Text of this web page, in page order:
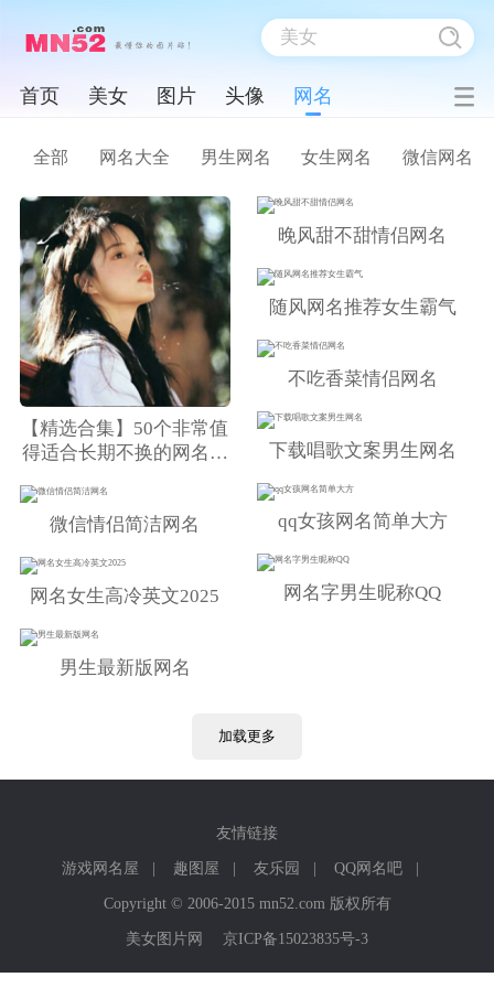
首页 美女 图片 头像 网名
全部 网名大全 男生网名 女生网名 微信网名
【精选合集】50个非常值
得适合长期不换的网名，
微信情侣简洁网名
网名女生高冷英文2025
男生最新版网名
晚风甜不甜情侣网名
随风网名推荐女生霸气
不吃香菜情侣网名
下载唱歌文案男生网名
qq女孩网名简单大方
网名字男生昵称QQ
加载更多
友情链接
游戏网名屋
| 趣图屋 | 友乐园 | QQ网名吧
|
Copyright © 2006-2015 mn52.com 版权所有
美女图片网
京ICP备15023835号-3